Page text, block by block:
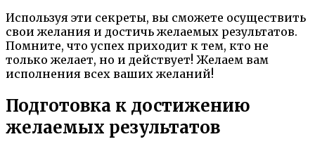
Используя эти секреты, вы сможете осуществить
свои желания и достичь желаемых результатов.
Помните, что успех приходит к тем, кто не
только желает, но и действует! Желаем вам
исполнения всех ваших желаний!
Подготовка к достижению
желаемых результатов